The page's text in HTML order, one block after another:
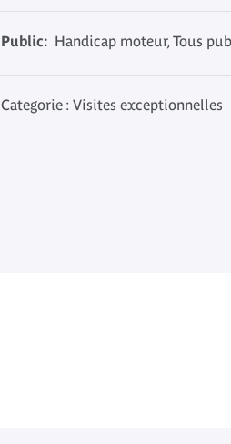
Public: Handicap moteur, Tous
Categorie : Visites exceptionnelles